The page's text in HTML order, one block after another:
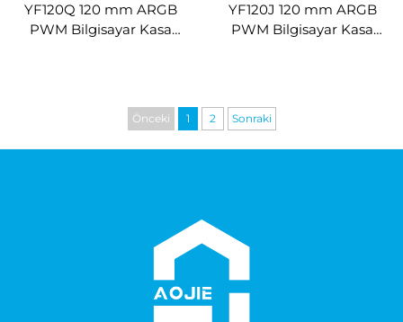
YF120Q 120 mm ARGB
PWM Bilgisayar Kasa
YF120J 120 mm ARGB
PWM Bilgisayar Kasa
Önceki 1 2 Sonraki